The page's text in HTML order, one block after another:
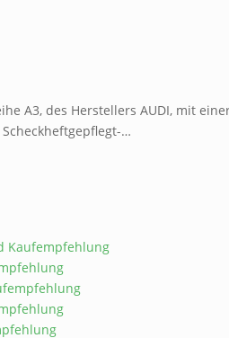
A3, des Herstellers AUDI, mit
…
Kaufempfehlung